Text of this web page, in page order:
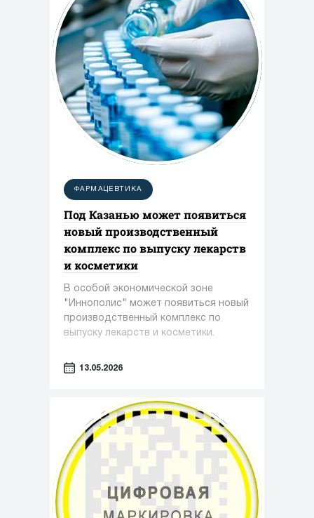
ФАРМАЦЕВТИКА
Под Казанью может появиться
новый производственный
комплекс по выпуску лекарств
и косметики
В особой экономической зоне
"Иннополис" может появиться новый
производственный комплекс по
выпуску лекарств и косметики.
13.05.2026